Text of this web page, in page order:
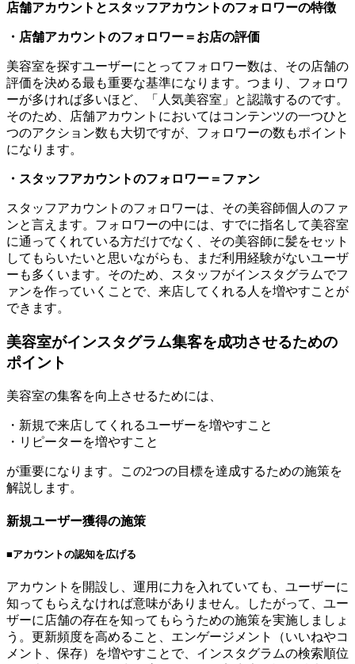
店舗アカウントとスタッフアカウントのフォロワーの特徴
・店舗アカウントのフォロワー＝お店の評価
美容室を探すユーザーにとってフォロワー数は、その店舗の
評価を決める最も重要な基準になります。つまり、フォロワ
ーが多ければ多いほど、「人気美容室」と認識するのです。
そのため、店舗アカウントにおいてはコンテンツの一つひと
つのアクション数も大切ですが、フォロワーの数もポイント
になります。
・スタッフアカウントのフォロワー＝ファン
スタッフアカウントのフォロワーは、その美容師個人のファ
ンと言えます。フォロワーの中には、すでに指名して美容室
に通ってくれている方だけでなく、その美容師に髪をセット
してもらいたいと思いながらも、まだ利用経験がないユーザ
ーも多くいます。そのため、スタッフがインスタグラムでフ
ァンを作っていくことで、来店してくれる人を増やすことが
できます。
美容室がインスタグラム集客を成功させるための
ポイント
美容室の集客を向上させるためには、
・新規で来店してくれるユーザーを増やすこと
・リピーターを増やすこと
が重要になります。この2つの目標を達成するための施策を
解説します。
新規ユーザー獲得の施策
■アカウントの認知を広げる
アカウントを開設し、運用に力を入れていても、ユーザーに
知ってもらえなければ意味がありません。したがって、ユー
ザーに店舗の存在を知ってもらうための施策を実施しましょ
う。更新頻度を高めること、エンゲージメント（いいねやコ
メント、保存）を増やすことで、インスタグラムの検索順位